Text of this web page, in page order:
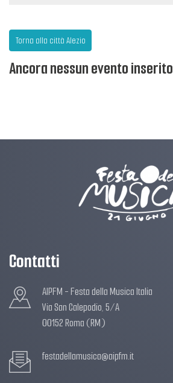
Torna alla città Alezio
Ancora nessun evento inserito
Contatti
AIPFM - Festa della Musica Italia
Via San Calepodio, 5/A
00152 Roma (RM)
festadellamusica@aipfm.it